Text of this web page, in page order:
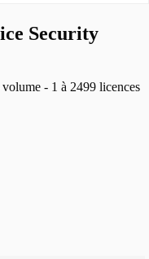
Security
- 1 à 2499 licences